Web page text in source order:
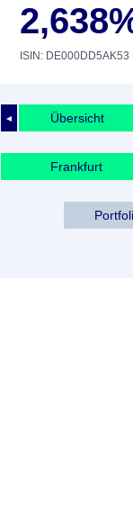
ISIN: DE000DD5AK53
◄ Übersicht
Frankfurt